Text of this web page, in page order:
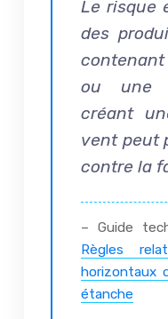
Le risque
des
contenant
ou une
créant
vent peut
contre la
– Guide
Règles
horizontaux
étanche